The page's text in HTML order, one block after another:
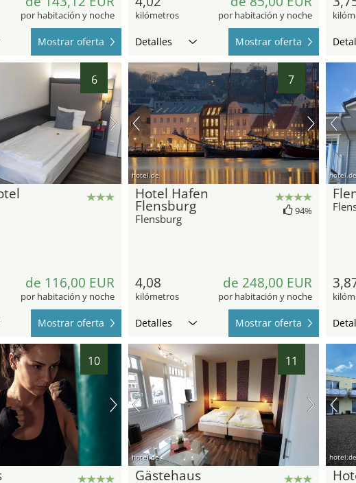
por habitación y noche
Mostrar oferta
kilómetros por habitación y noche
Detalles Mostrar oferta
6
de 116,00 EUR
por habitación y noche
Mostrar oferta
7
hotel.de
Hotel Hafen
Flensburg
Flensburg
94%
4,08
kilómetros
de 248,00 EUR
por habitación y noche
Detalles Mostrar oferta
hotel.de
10 11
hotel.de
Gästehaus
hotel.de